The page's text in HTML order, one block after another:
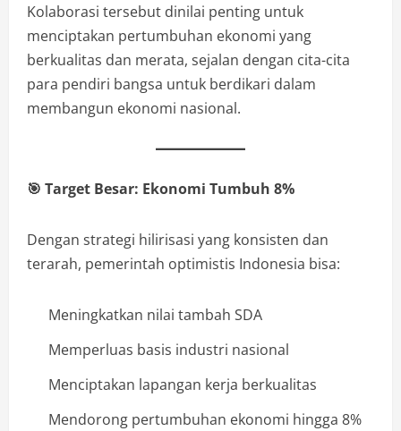
Kolaborasi tersebut dinilai penting untuk
menciptakan pertumbuhan ekonomi yang
berkualitas dan merata, sejalan dengan cita-cita
para pendiri bangsa untuk berdikari dalam
membangun ekonomi nasional.
🎯 Target Besar: Ekonomi Tumbuh 8%
Dengan strategi hilirisasi yang konsisten dan
terarah, pemerintah optimistis Indonesia bisa:
Meningkatkan nilai tambah SDA
Memperluas basis industri nasional
Menciptakan lapangan kerja berkualitas
Mendorong pertumbuhan ekonomi hingga 8%